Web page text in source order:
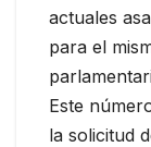
actuales
para el
Este
la solicitud